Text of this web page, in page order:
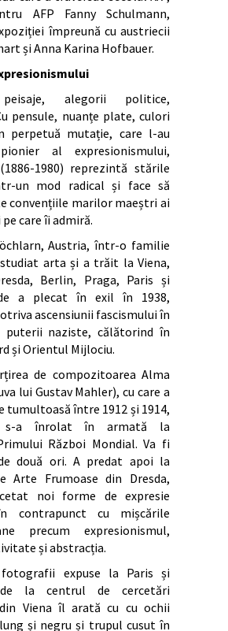
AFP Fanny Schulmann,
împreună cu austriecii
și Anna Karina Hofbauer.
alegorii politice,
pensule, nuanțe plate, culori
mutație, care l-au
al expresionismului,
1980) reprezintă stările
un mod radical și face să
convențiile marilor maeștri ai
care îi admiră.
Austria, într-o familie
arta și a trăit la Viena,
Berlin, Praga, Paris și
a plecat în exil în 1938,
ascensiunii fascismului în
puterii naziste, călătorind în
și Orientul Mijlociu.
de compozitoarea Alma
lui Gustav Mahler), cu care a
tumultoasă între 1912 și 1914,
s-a înrolat în armată la
Război Mondial. Va fi
două ori. A predat apoi la
Arte Frumoase din Dresda,
noi forme de expresie
contrapunct cu mișcările
precum expresionismul,
și abstracția.
expuse la Paris și
de la centrul de cercetări
Viena îl arată cu cu ochii
și negru și trupul cusut în